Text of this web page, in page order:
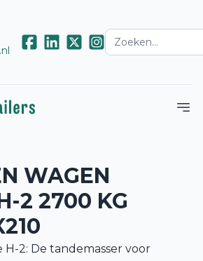
WAGEN
2 2700 KG
H-2: De tandemasser voor